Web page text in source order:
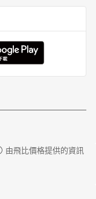
由飛比價格提供的資訊